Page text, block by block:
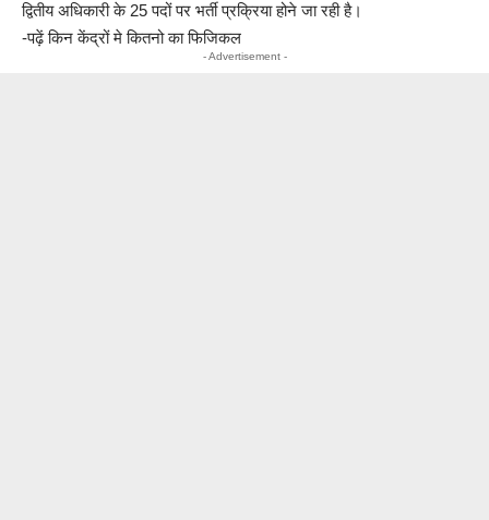
द्वितीय अधिकारी के 25 पदों पर भर्ती प्रक्रिया होने जा रही है।
-पढ़ें किन केंद्रों मे कितनो का फिजिकल
- Advertisement -